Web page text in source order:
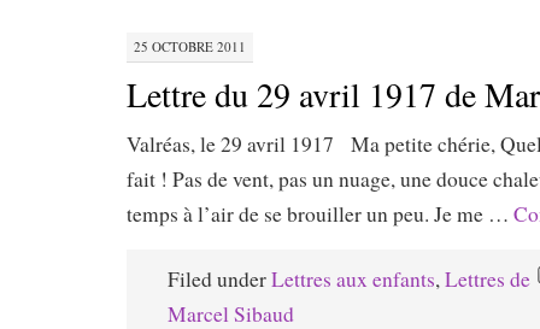
25 OCTOBRE 2011
Lettre du 29 avril 1917 de
Valréas, le 29 avril 1917 Ma petite chérie,
fait ! Pas de vent, pas un nuage, une douce
temps à l’air de se brouiller un peu. Je me …
Filed underLettres aux enfants,Lettres de
Marcel Sibaud